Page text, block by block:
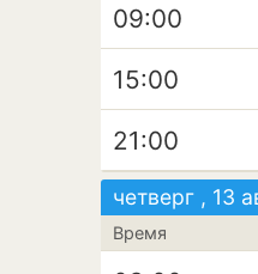
09:00
15:00
21:00
четверг , 13
Время